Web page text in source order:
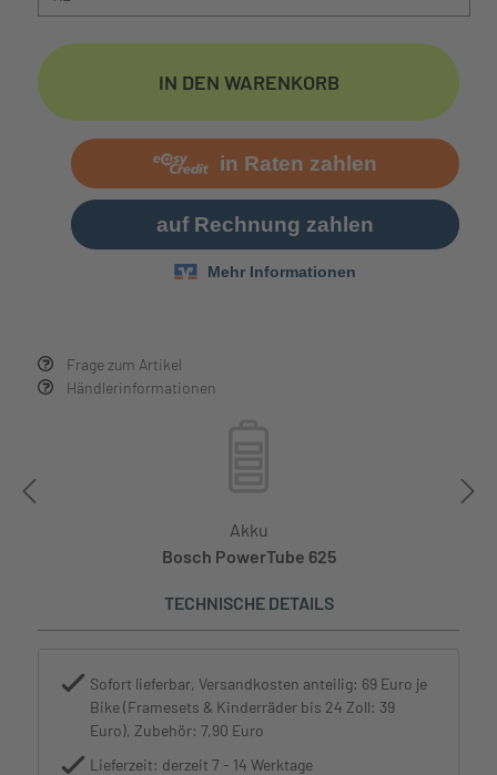
Frage zum Artikel
Händlerinformationen
IN DEN WARENKORB
Akku
Bosch PowerTube 625
TECHNISCHE DETAILS
Sofort lieferbar, Versandkosten anteilig: 69 Euro je
Bike (Framesets & Kinderräder bis 24 Zoll: 39
Euro), Zubehör: 7,90 Euro
Lieferzeit: derzeit 7 - 14 Werktage